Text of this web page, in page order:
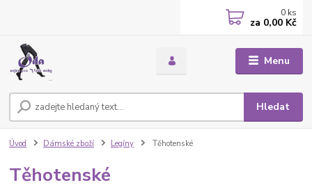
Menu
Hledat
0 ks
za 0,00 Kč
Úvod Dámské zboží Legíny Těhotenské
Těhotenské